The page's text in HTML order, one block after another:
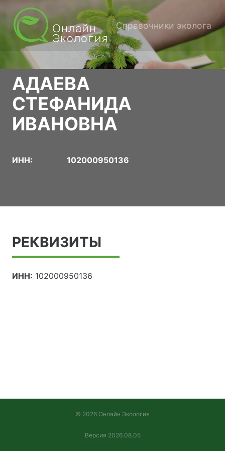
Справочники эколога
АДАЕВА
СТЕФАНИДА
ИВАНОВНА
ИНН: 102000950136
РЕКВИЗИТЫ
ИНН: 102000950136
© 2026 Онлайн Экология
Версия 2026.08.05